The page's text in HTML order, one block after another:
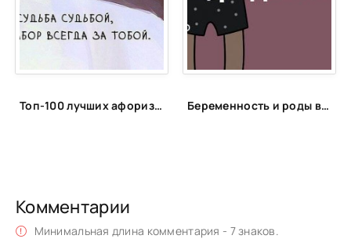
Топ-100 лучших афоризмов и высказываний про себя Беременность и роды в 40 лет: откровенный монолог читательницы НЭН о трудностях, радостях и надеждах отложенного материнства
Комментарии
Минимальная длина комментария - 7 знаков.